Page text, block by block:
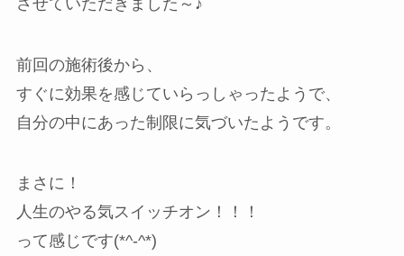
前回の施術後から、
すぐに効果を感じていらっしゃったようで、
自分の中にあった制限に気づいたようです。
まさに！
人生のやる気スイッチオン！！！
って感じです(*^-^*)